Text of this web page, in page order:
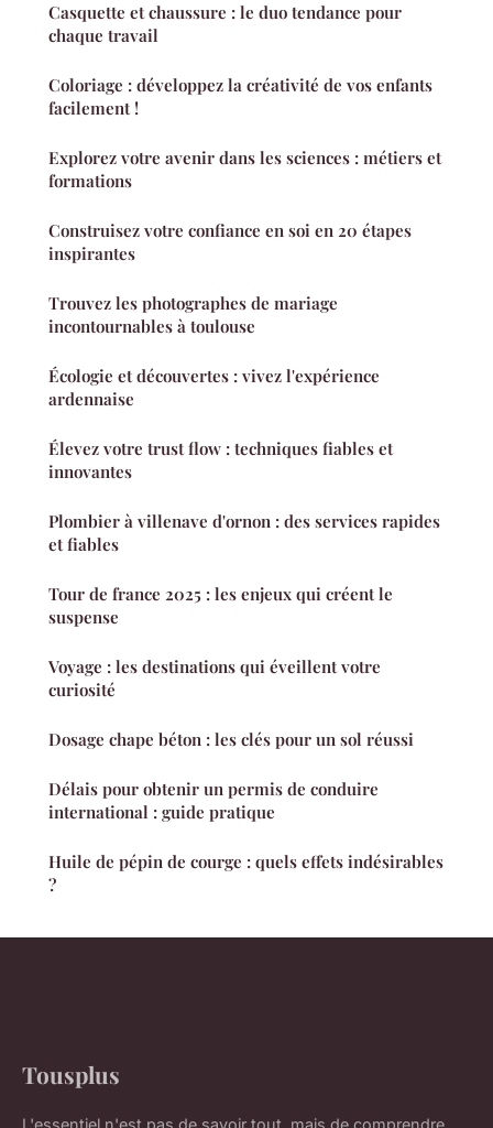
Casquette et chaussure : le duo tendance pour
chaque travail
Coloriage : développez la créativité de vos enfants
facilement !
Explorez votre avenir dans les sciences : métiers et
formations
Construisez votre confiance en soi en 20 étapes
inspirantes
Trouvez les photographes de mariage
incontournables à toulouse
Écologie et découvertes : vivez l'expérience
ardennaise
Élevez votre trust flow : techniques fiables et
innovantes
Plombier à villenave d'ornon : des services rapides
et fiables
Tour de france 2025 : les enjeux qui créent le
suspense
Voyage : les destinations qui éveillent votre
curiosité
Dosage chape béton : les clés pour un sol réussi
Délais pour obtenir un permis de conduire
international : guide pratique
Huile de pépin de courge : quels effets indésirables
?
Tousplus